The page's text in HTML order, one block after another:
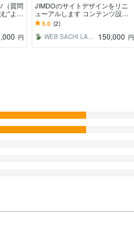
（質問
”よ
問い
円
JIMDOのサイトデザインをリニ
ューアルします コンテンツ設計
～SEO対策までまるっと対応しま
す！
5.0 (2)
WEB SACHI LABO
150,000 円